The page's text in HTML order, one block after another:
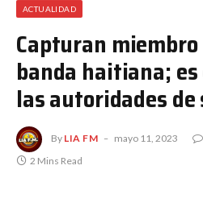
ACTUALIDAD
Capturan
banda haitiana;
las autoridades de
By LIA FM mayo 11, 2023
2 Mins Read